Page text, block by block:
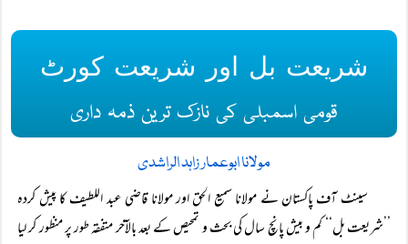
شریعت بل اور شریعت کورٹ
قومی اسمبلی کی نازک ترین ذمہ داری
مولانا ابوعمار زاہد الراشدی
سینٹ آف پاکستان نے مولانا سمیع الحق اور مولانا قاضی عبد اللطیف کا پیش کردہ
’’شریعت بل‘‘ کم و بیش پانچ سال کی بحث و تمحیص کے بعد بالآخر متفقہ طور پر منظور کر لیا